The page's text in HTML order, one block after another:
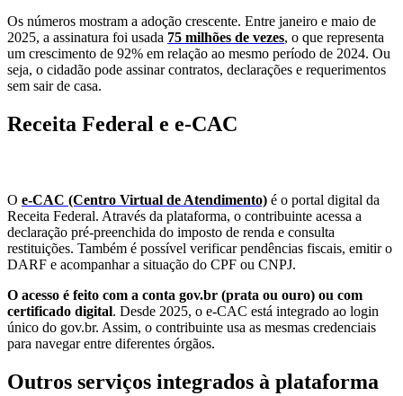
Os números mostram a adoção crescente. Entre janeiro e maio de
2025, a assinatura foi usada 75 milhões de vezes, o que representa
um crescimento de 92% em relação ao mesmo período de 2024. Ou
seja, o cidadão pode assinar contratos, declarações e requerimentos
sem sair de casa.
Receita Federal e e-CAC
O e-CAC (Centro Virtual de Atendimento) é o portal digital da
Receita Federal. Através da plataforma, o contribuinte acessa a
declaração pré-preenchida do imposto de renda e consulta
restituições. Também é possível verificar pendências fiscais, emitir o
DARF e acompanhar a situação do CPF ou CNPJ.
O acesso é feito com a conta gov.br (prata ou ouro) ou com
certificado digital. Desde 2025, o e-CAC está integrado ao login
único do gov.br. Assim, o contribuinte usa as mesmas credenciais
para navegar entre diferentes órgãos.
Outros serviços integrados à plataforma